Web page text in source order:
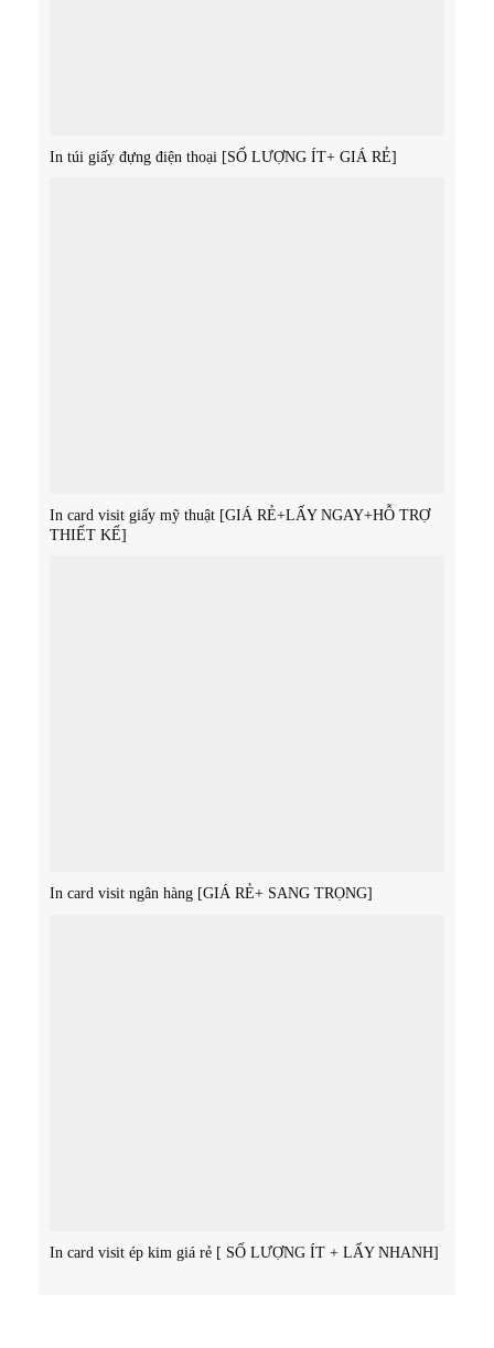
In túi giấy đựng điện thoại [SỐ LƯỢNG ÍT+ GIÁ RẺ]
In card visit giấy mỹ thuật [GIÁ RẺ+LẤY NGAY+HỖ TRỢ
THIẾT KẾ]
In card visit ngân hàng [GIÁ RẺ+ SANG TRỌNG]
In card visit ép kim giá rẻ [ SỐ LƯỢNG ÍT + LẤY NHANH]